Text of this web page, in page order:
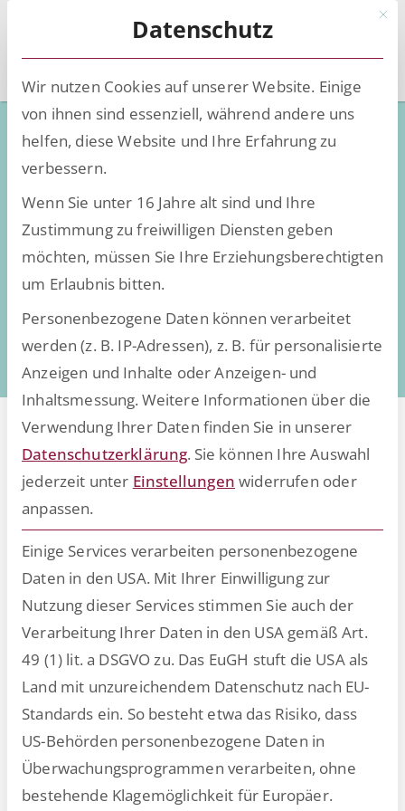
Willkommen RoBERTa – wie
GenAI die HR-Arbeit
revolutioniert
Künstliche Intelligenz wird HR-
Arbeitsprozesse grundlegend
verändern, denn GenAI-
Assistenten wie RoBERTa von
ESCRIBA werden künftig
zeitraubende Aufgaben
übernehmen.
Startseite»HR-Ratgeber»Willkommen RoBERTa –
wie GenAI die HR-Arbeit revolutioniert
Mit
Datenschutz
Wir nutzen Cookies auf unserer Website. Einige
von ihnen sind essenziell, während andere uns
helfen, diese Website und Ihre Erfahrung zu
verbessern.
Wenn Sie unter 16 Jahre alt sind und Ihre
Zustimmung zu freiwilligen Diensten geben
möchten, müssen Sie Ihre Erziehungsberechtigten
um Erlaubnis bitten.
Personenbezogene Daten können verarbeitet
werden (z. B. IP-Adressen), z. B. für personalisierte
Anzeigen und Inhalte oder Anzeigen- und
Inhaltsmessung. Weitere Informationen über die
Verwendung Ihrer Daten finden Sie in unserer
Datenschutzerklärung. Sie können Ihre Auswahl
jederzeit unter Einstellungen widerrufen oder
anpassen.
Einige Services verarbeiten personenbezogene
Daten in den USA. Mit Ihrer Einwilligung zur
Nutzung dieser Services stimmen Sie auch der
Verarbeitung Ihrer Daten in den USA gemäß Art.
49 (1) lit. a DSGVO zu. Das EuGH stuft die USA als
Land mit unzureichendem Datenschutz nach EU-
Standards ein. So besteht etwa das Risiko, dass
US-Behörden personenbezogene Daten in
Überwachungsprogrammen verarbeiten, ohne
bestehende Klagemöglichkeit für Europäer.